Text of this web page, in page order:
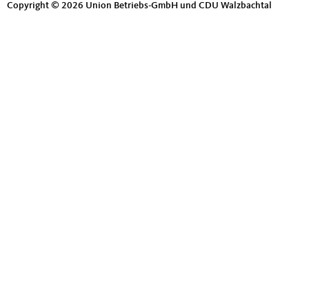
Copyright © 2026 Union Betriebs-GmbH und CDU Walzbachtal